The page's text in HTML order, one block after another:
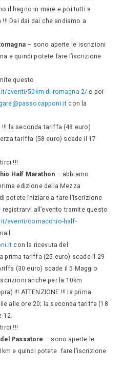
il bagno in mare e poi tutti a
Dai dai dai che andiamo a
– sono aperte le iscrizioni
e quindi potete fare l’iscrizione
questo
eventi/50km-di-romagna-2/ e poi
con la
!!! la seconda tariffa (48 euro)
tariffa (58 euro) scade il 17
!!!
Half Marathon – abbiamo
edizione della Mezza
potete iniziare a fare l’iscrizione
all’evento tramite questo
eventi/comacchio-half-
con la ricevuta del
prima tariffa (25 euro) scade il 29
(30 euro) scade il 5 Maggio
anche per la 10km
!!! ATTENZIONE !!! la prima
alle ore 20; la seconda tariffa (18
12.
!!!
Passatore – sono aperte le
e quindi potete fare l’iscrizione